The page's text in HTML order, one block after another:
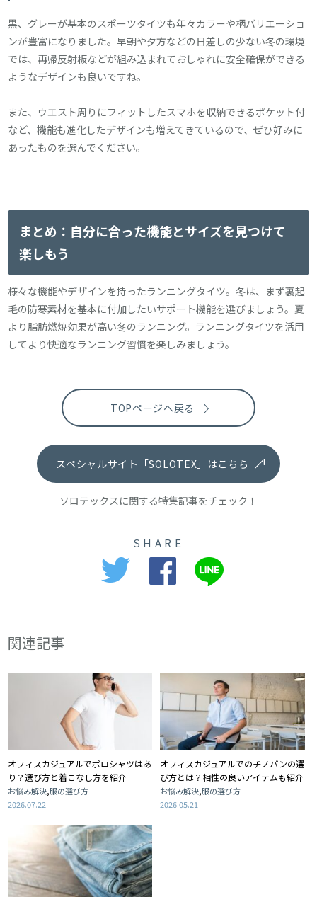
黒、グレーが基本のスポーツタイツも年々カラーや柄バリエーショ
ンが豊富になりました。早朝や夕方などの日差しの少ない冬の環境
では、再帰反射板などが組み込まれておしゃれに安全確保ができる
ようなデザインも良いですね。
また、ウエスト周りにフィットしたスマホを収納できるポケット付
など、機能も進化したデザインも増えてきているので、ぜひ好みに
あったものを選んでください。
まとめ：自分に合った機能とサイズを見つけて
楽しもう
様々な機能やデザインを持ったランニングタイツ。冬は、まず裏起
毛の防寒素材を基本に付加したいサポート機能を選びましょう。夏
より脂肪燃焼効果が高い冬のランニング。ランニングタイツを活用
してより快適なランニング習慣を楽しみましょう。
TOPページへ戻る
スペシャルサイト「SOLOTEX」はこちら
ソロテックスに関する特集記事をチェック！
SHARE
関連記事
オフィスカジュアルでポロシャツはあ
り？選び方と着こなし方を紹介
お悩み解決,服の選び方
2026.07.22
オフィスカジュアルでのチノパンの選
び方とは？相性の良いアイテムも紹介
お悩み解決,服の選び方
2026.05.21